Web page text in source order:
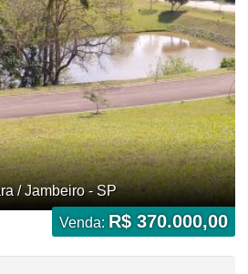
/ Jambeiro - SP
Venda: R$ 370.000,00